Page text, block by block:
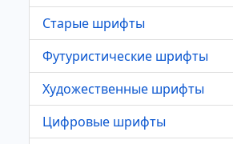
Старые шрифты
Футуристические шрифты
Художественные шрифты
Цифровые шрифты